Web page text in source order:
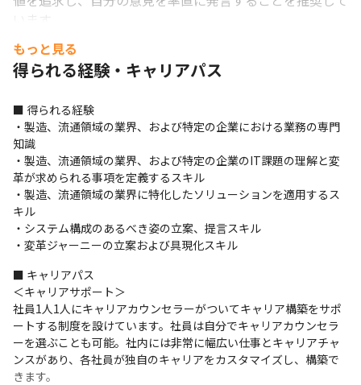
います
・コミュニケーションツール（社内外問わず）は
Microsoft Teamsを利用しています
・世界中の案件担当者に、チャットやメールで気軽に技術
■ 教育体制
・24,000コース以上の豊富なオンライントレーニングで
実践的なスキルを磨くことが可能です
・海外オフィスに所属するネイティブスピーカー（英語）
社員が英語を教えるプログラム「Language Buddy
Program」を開催しています
・技術やソリューションに関するトレーニングや有志社員
で勉強会を実施しています
・資格取得支援制度を導入しています
・全世界のプロジェクト事例を参照できるデータベース
「ナレッジエクスチェンジ」で、日本では導入例のない最
新技術を用いた事例を参照し、ノウハウを活用することが
可能です
もっと見る
得られる経験・キャリアパス
■ 得られる経験
・製造、流通領域の業界、および特定の企業における業務の専門
知識
・製造、流通領域の業界、および特定の企業のIT課題の理解と変
革が求められる事項を定義するスキル
・製造、流通領域の業界に特化したソリューションを適用するス
キル
・システム構成のあるべき姿の立案、提言スキル
・変革ジャーニーの立案および具現化スキル
■ キャリアパス
＜キャリアサポート＞
社員1人1人にキャリアカウンセラーがついてキャリア構築をサポ
ートする制度を設けています。社員は自分でキャリアカウンセラ
ーを選ぶことも可能。社内には非常に幅広い仕事とキャリアチャ
ンスがあり、各社員が独自のキャリアをカスタマイズし、構築で
きます。